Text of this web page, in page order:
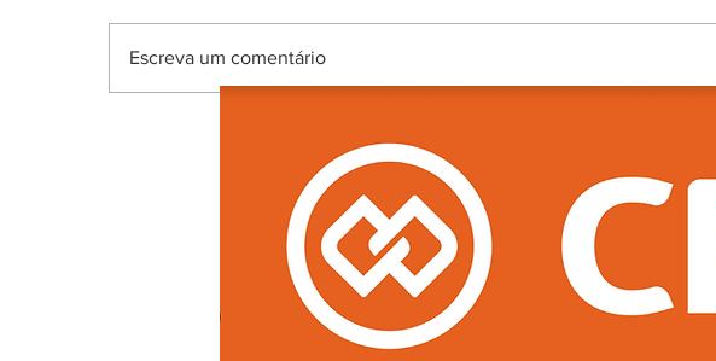
Escreva um comentário